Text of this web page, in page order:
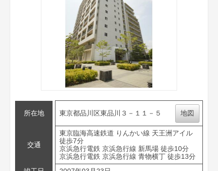
所在地 東京都品川区東品川３－１１－５ 地図
交通
東京臨海高速鉄道 りんかい線 天王洲アイル
徒歩7分
京浜急行電鉄 京浜急行線 新馬場 徒歩10分
京浜急行電鉄 京浜急行線 青物横丁 徒歩13分